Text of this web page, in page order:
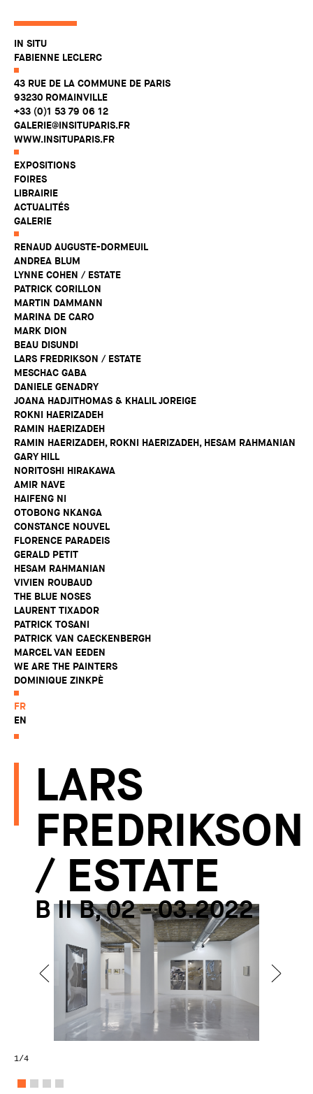
IN SITU
FABIENNE LECLERC
43 RUE DE LA COMMUNE DE PARIS
93230 ROMAINVILLE
+33 (0)1 53 79 06 12
GALERIE@INSITUPARIS.FR
WWW.INSITUPARIS.FR
EXPOSITIONS
FOIRES
LIBRAIRIE
ACTUALITÉS
GALERIE
RENAUD AUGUSTE-DORMEUIL
ANDREA BLUM
LYNNE COHEN / ESTATE
PATRICK CORILLON
MARTIN DAMMANN
MARINA DE CARO
MARK DION
BEAU DISUNDI
LARS FREDRIKSON / ESTATE
MESCHAC GABA
DANIELE GENADRY
JOANA HADJITHOMAS & KHALIL JOREIGE
ROKNI HAERIZADEH
RAMIN HAERIZADEH
RAMIN HAERIZADEH, ROKNI HAERIZADEH, HESAM RAHMANIAN
GARY HILL
NORITOSHI HIRAKAWA
AMIR NAVE
HAIFENG NI
OTOBONG NKANGA
CONSTANCE NOUVEL
FLORENCE PARADEIS
GERALD PETIT
HESAM RAHMANIAN
VIVIEN ROUBAUD
THE BLUE NOSES
LAURENT TIXADOR
PATRICK TOSANI
PATRICK VAN CAECKENBERGH
MARCEL VAN EEDEN
WE ARE THE PAINTERS
DOMINIQUE ZINKPÈ
FR
EN
LARS
FREDRIKSON
/ ESTATE
B II B, 02 - 03.2022
1/4